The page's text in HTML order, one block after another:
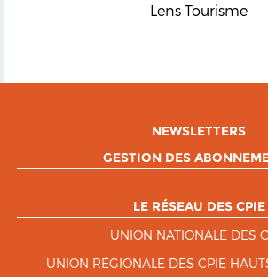
Lens Tourisme
NEWSLETTERS
GESTION DES
LE RÉSEAU DES CPIE
UNION NATIONALE DES
UNION RÉGIONALE DES CPIE